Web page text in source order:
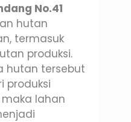
No.41
hutan
termasuk
produksi.
hutan tersebut
produksi
lahan